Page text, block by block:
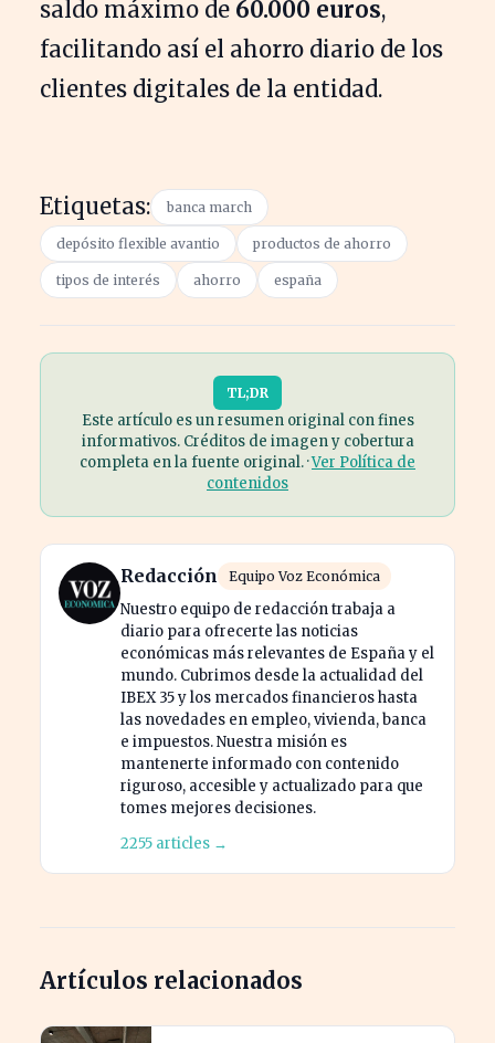
saldo máximo de 60.000 euros,
facilitando así el ahorro diario de los
clientes digitales de la entidad.
Etiquetas: banca march
depósito flexible avantio productos de ahorro
tipos de interés ahorro españa
TL;DR
Este artículo es un resumen original con fines
informativos. Créditos de imagen y cobertura
completa en la fuente original. ·Ver Política de
contenidos
Redacción Equipo Voz Económica
Nuestro equipo de redacción trabaja a
diario para ofrecerte las noticias
económicas más relevantes de España y el
mundo. Cubrimos desde la actualidad del
IBEX 35 y los mercados financieros hasta
las novedades en empleo, vivienda, banca
e impuestos. Nuestra misión es
mantenerte informado con contenido
riguroso, accesible y actualizado para que
tomes mejores decisiones.
2255 articles →
Artículos relacionados